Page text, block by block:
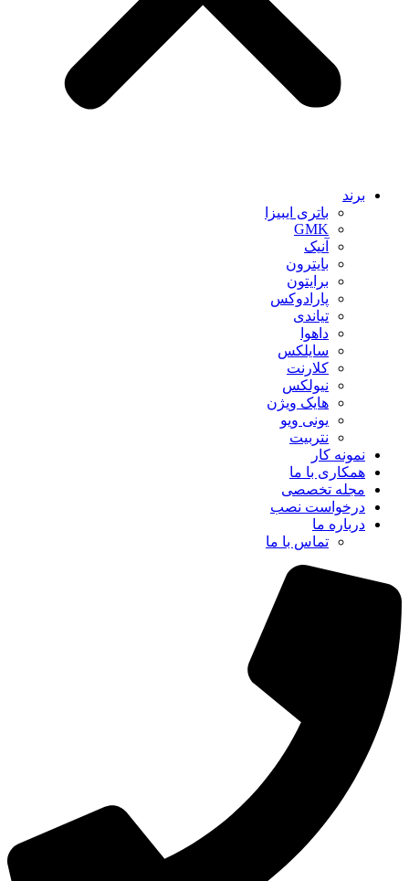
برند
باتری ایبیزا
GMK
آنیک
بایترون
برایتون
پارادوکس
تیاندی
داهوا
سایلکس
کلارنت
نیولکس
هایک ویژن
یونی ویو
نتربیت
نمونه کار
همکاری با ما
مجله تخصصی
درخواست نصب
درباره ما
تماس با ما